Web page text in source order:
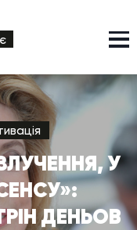
У
ДЕНЬОВ